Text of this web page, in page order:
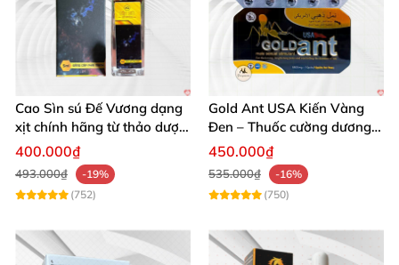
Cao Sìn sú Đế Vương dạng
xịt chính hãng từ thảo dược
Ê Đê Việt Nam
400.000₫
493.000₫
-19%
(752)
Gold Ant USA Kiến Vàng
Đen – Thuốc cường dương
tăng sinh lý nam mạnh
450.000₫
535.000₫
-16%
(750)